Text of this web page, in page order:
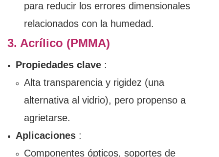
para reducir los errores dimensionales
relacionados con la humedad.
3. Acrílico (PMMA)
Propiedades clave:
Alta transparencia y rigidez (una
alternativa al vidrio), pero propenso a
agrietarse.
Aplicaciones:
Componentes ópticos, soportes de